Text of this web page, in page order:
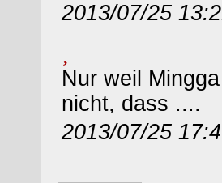
2013/07/25
Nur weil
nicht, dass ....
2013/07/25